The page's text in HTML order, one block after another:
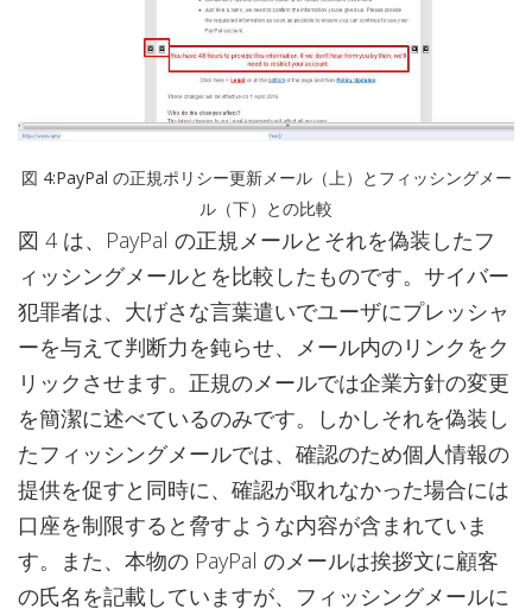
図 4:PayPal の正規ポリシー更新メール（上）とフィッシングメー
ル（下）との比較
図 4 は、PayPal の正規メールとそれを偽装したフ
ィッシングメールとを比較したものです。サイバー
犯罪者は、大げさな言葉遣いでユーザにプレッシャ
ーを与えて判断力を鈍らせ、メール内のリンクをク
リックさせます。正規のメールでは企業方針の変更
を簡潔に述べているのみです。しかしそれを偽装し
たフィッシングメールでは、確認のため個人情報の
提供を促すと同時に、確認が取れなかった場合には
口座を制限すると脅すような内容が含まれていま
す。また、本物の PayPal のメールは挨拶文に顧客
の氏名を記載していますが、フィッシングメールに